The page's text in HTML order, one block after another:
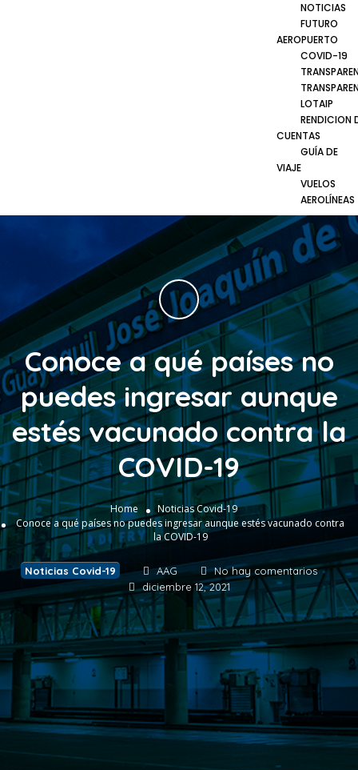
NOTICIAS
FUTURO
AEROPUERTO
COVID-19
LOTAIP
RENDICION
CUENTAS
GUÍA DE
VIAJE
VUELOS
AEROLÍNEAS
Conoce a qué países no
puedes ingresar aunque
estés vacunado contra la
COVID-19
Home
Noticias Covid-19
Conoce a qué países no puedes ingresar aunque estés vacunado contra
la COVID-19
Noticias Covid-19 AAG
No hay comentarios
diciembre 12, 2021